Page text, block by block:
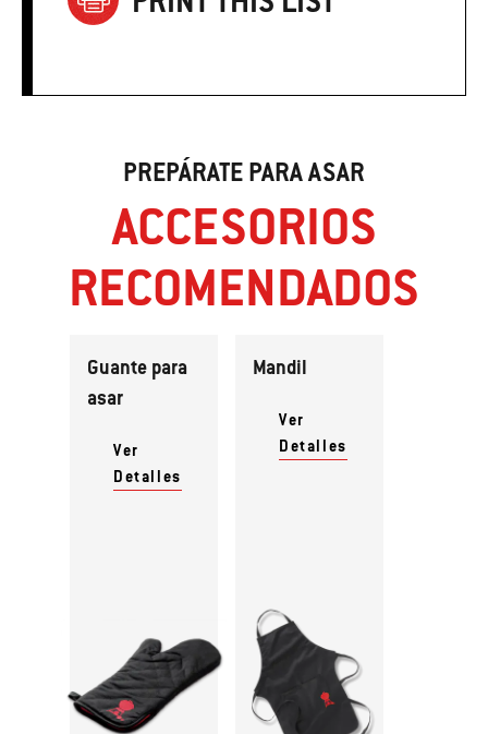
PREPÁRATE PARA ASAR
ACCESORIOS
RECOMENDADOS
Guante para
asar
Ver
Detalles
Mandil
Ver
Detalles